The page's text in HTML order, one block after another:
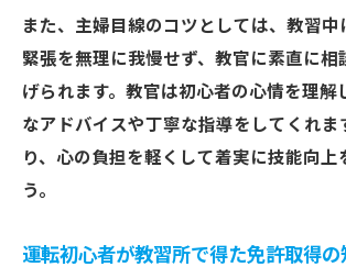
また、主婦目線のコツとしては、教習中
緊張を無理に我慢せず、教官に素直に相
げられます。教官は初心者の心情を理解
なアドバイスや丁寧な指導をしてくれま
り、心の負担を軽くして着実に技能向上
う。
運転初心者が教習所で得た免許取得の